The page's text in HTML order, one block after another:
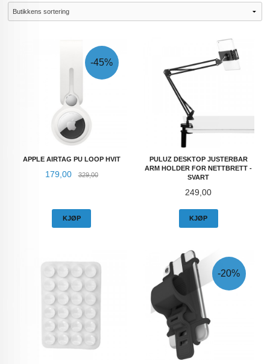
APPLE AIRTAG PU LOOP HVIT
Tilbud
179,00 329,00Rabatt
-45%
KJØP
PULUZ DESKTOP JUSTERBAR
ARM HOLDER FOR NETTBRETT -
SVART
Pris
249,00
KJØP
-20%